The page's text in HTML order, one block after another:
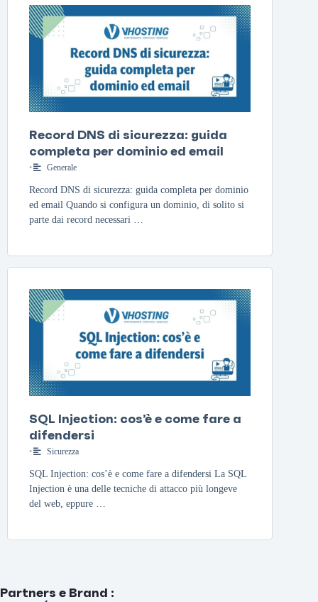
Record DNS di sicurezza: guida
completa per dominio ed email
• Generale
Record DNS di sicurezza: guida completa per dominio
ed email Quando si configura un dominio, di solito si
parte dai record necessari …
SQL Injection: cos’è e come fare a
difendersi
• Sicurezza
SQL Injection: cos’è e come fare a difendersi La SQL
Injection è una delle tecniche di attacco più longeve
del web, eppure …
Partners e Brand :